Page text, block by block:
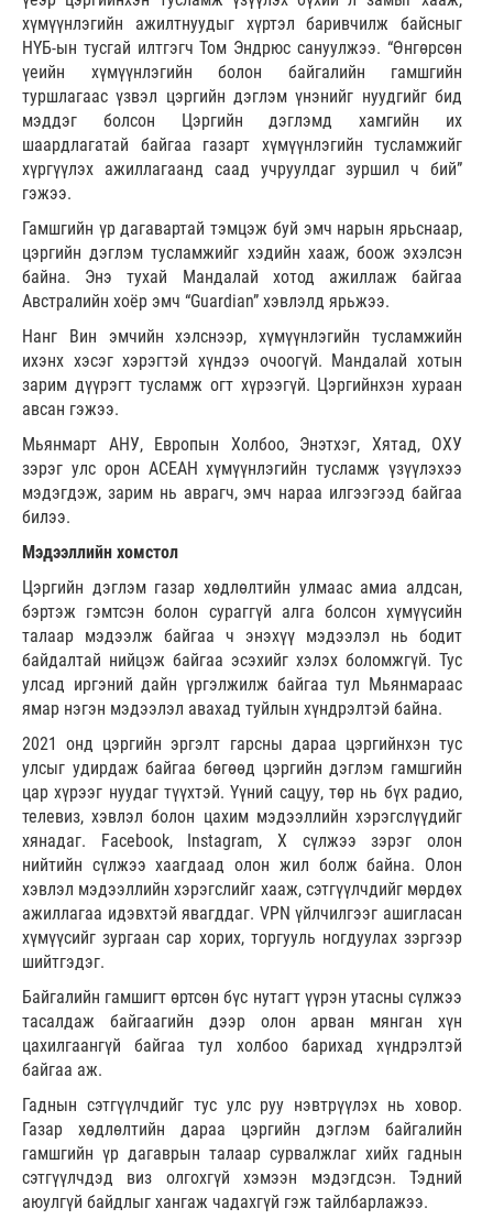
хүмүүнлэгийн ажилтнуудыг хүртэл баривчилж байсныг
НҮБ-ын тусгай илтгэгч Том Эндрюс сануулжээ. “Өнгөрсөн
үеийн хүмүүнлэгийн болон байгалийн гамшгийн
туршлагаас үзвэл цэргийн дэглэм үнэнийг нуудгийг бид
мэддэг болсон Цэргийн дэглэмд хамгийн их
шаардлагатай байгаа газарт хүмүүнлэгийн тусламжийг
хүргүүлэх ажиллагаанд саад учруулдаг зуршил ч бий”
гэжээ.
Гамшгийн үр дагавартай тэмцэж буй эмч нарын ярьснаар,
цэргийн дэглэм тусламжийг хэдийн хааж, боож эхэлсэн
байна. Энэ тухай Мандалай хотод ажиллаж байгаа
Австралийн хоёр эмч “Guardian” хэвлэлд ярьжээ.
Нанг Вин эмчийн хэлснээр, хүмүүнлэгийн тусламжийн
ихэнх хэсэг хэрэгтэй хүндээ очоогүй. Мандалай хотын
зарим дүүрэгт тусламж огт хүрээгүй. Цэргийнхэн хураан
авсан гэжээ.
Мьянмарт АНУ, Европын Холбоо, Энэтхэг, Хятад, ОХУ
зэрэг улс орон АСЕАН хүмүүнлэгийн тусламж үзүүлэхээ
мэдэгдэж, зарим нь аврагч, эмч нараа илгээгээд байгаа
билээ.
Мэдээллийн хомстол
Цэргийн дэглэм газар хөдлөлтийн улмаас амиа алдсан,
бэртэж гэмтсэн болон сураггүй алга болсон хүмүүсийн
талаар мэдээлж байгаа ч энэхүү мэдээлэл нь бодит
байдалтай нийцэж байгаа эсэхийг хэлэх боломжгүй. Тус
улсад иргэний дайн үргэлжилж байгаа тул Мьянмараас
ямар нэгэн мэдээлэл авахад туйлын хүндрэлтэй байна.
2021 онд цэргийн эргэлт гарсны дараа цэргийнхэн тус
улсыг удирдаж байгаа бөгөөд цэргийн дэглэм гамшгийн
цар хүрээг нуудаг түүхтэй. Үүний сацуу, төр нь бүх радио,
телевиз, хэвлэл болон цахим мэдээллийн хэрэгслүүдийг
хянадаг. Facebook, Instagram, Х сүлжээ зэрэг олон
нийтийн сүлжээ хаагдаад олон жил болж байна. Олон
хэвлэл мэдээллийн хэрэгслийг хааж, сэтгүүлчдийг мөрдөх
ажиллагаа идэвхтэй явагддаг. VPN үйлчилгээг ашигласан
хүмүүсийг зургаан сар хорих, торгууль ногдуулах зэргээр
шийтгэдэг.
Байгалийн гамшигт өртсөн бүс нутагт үүрэн утасны сүлжээ
тасалдаж байгаагийн дээр олон арван мянган хүн
цахилгаангүй байгаа тул холбоо барихад хүндрэлтэй
байгаа аж.
Гаднын сэтгүүлчдийг тус улс руу нэвтрүүлэх нь ховор.
Газар хөдлөлтийн дараа цэргийн дэглэм байгалийн
гамшгийн үр дагаврын талаар сурвалжлаг хийх гаднын
сэтгүүлчдэд виз олгохгүй хэмээн мэдэгдсэн. Тэдний
аюулгүй байдлыг хангаж чадахгүй гэж тайлбарлажээ.